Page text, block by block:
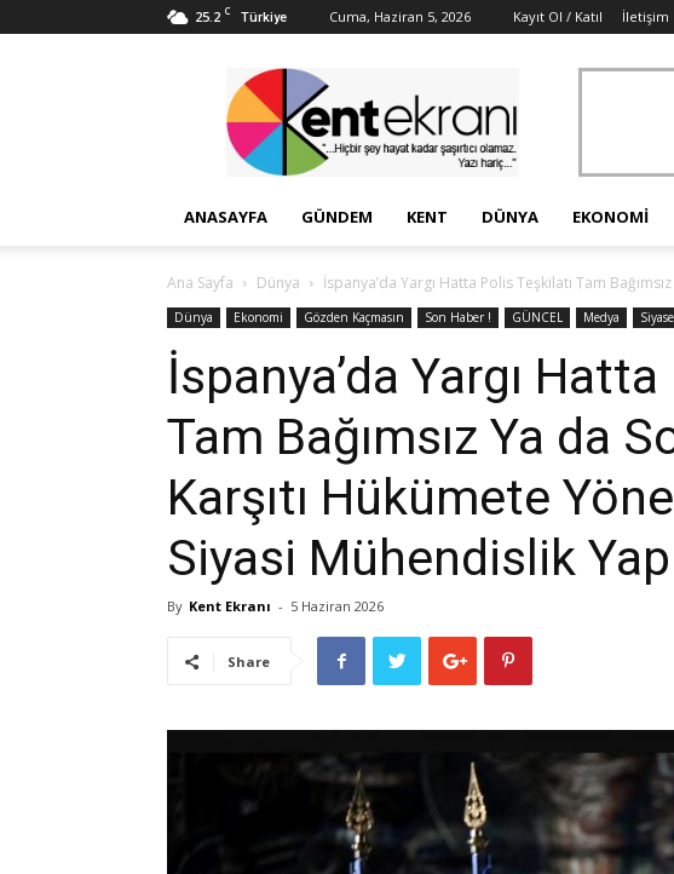
25.2 C Türkiye Cuma, Haziran 5, 2026 Kayıt Ol / Katıl İletişim
Ekranı
ANASAYFA GÜNDEM KENT DÜNYA EKONOMI
Ana Sayfa Dünya İspanya’da Yargı Hatta Polis Teşkilatı Tam
Dünya Ekonomi Gözden Kaçmasın Son Haber ! GÜNCEL Medya
İspanya’da Yargı
Tam Bağımsız Ya da
Karşıtı Hükümete
Siyasi Mühendislik
By Kent Ekranı - 5 Haziran 2026
Share